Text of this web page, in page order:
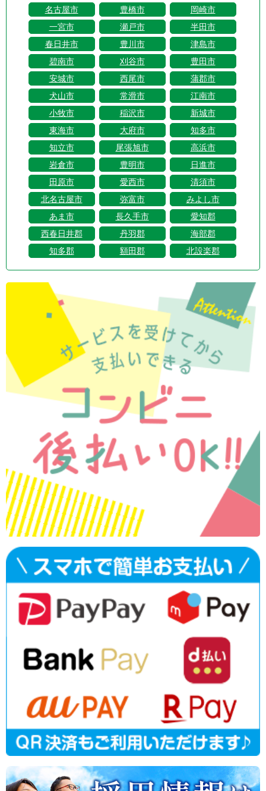
名古屋市 豊橋市
岡崎市
一宮市
瀬戸市
半田市
春日井市
豊川市
津島市
碧南市
刈谷市
豊田市
安城市
西尾市
蒲郡市
犬山市
常滑市
江南市
小牧市
稲沢市
新城市
東海市
大府市
知多市
知立市
尾張旭市
高浜市
岩倉市
豊明市
日進市
田原市
愛西市
清須市
北名古屋市
弥富市
みよし市
あま市
長久手市
愛知郡
西春日井郡
丹羽郡
海部郡
知多郡
額田郡 北設楽郡